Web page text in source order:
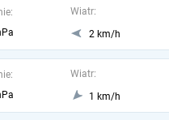
Wiatr:
2 km/h
Wiatr:
1 km/h